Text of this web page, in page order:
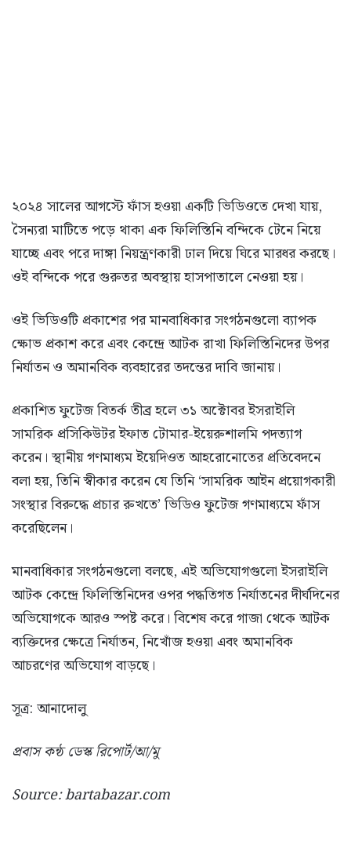
২০২৪ সালের আগস্টে ফাঁস হওয়া একটি ভিডিওতে দেখা যায়,
সৈন্যরা মাটিতে পড়ে থাকা এক ফিলিস্তিনি বন্দিকে টেনে নিয়ে
যাচ্ছে এবং পরে দাঙ্গা নিয়ন্ত্রণকারী ঢাল দিয়ে ঘিরে মারধর করছে।
ওই বন্দিকে পরে গুরুতর অবস্থায় হাসপাতালে নেওয়া হয়।
ওই ভিডিওটি প্রকাশের পর মানবাধিকার সংগঠনগুলো ব্যাপক
ক্ষোভ প্রকাশ করে এবং কেন্দ্রে আটক রাখা ফিলিস্তিনিদের উপর
নির্যাতন ও অমানবিক ব্যবহারের তদন্তের দাবি জানায়।
প্রকাশিত ফুটেজ বিতর্ক তীব্র হলে ৩১ অক্টোবর ইসরাইলি
সামরিক প্রসিকিউটর ইফাত টোমার-ইয়েরুশালমি পদত্যাগ
করেন। স্থানীয় গণমাধ্যম ইয়েদিওত আহরোনোতের প্রতিবেদনে
বলা হয়, তিনি স্বীকার করেন যে তিনি ‘সামরিক আইন প্রয়োগকারী
সংস্থার বিরুদ্ধে প্রচার রুখতে’ ভিডিও ফুটেজ গণমাধ্যমে ফাঁস
করেছিলেন।
মানবাধিকার সংগঠনগুলো বলছে, এই অভিযোগগুলো ইসরাইলি
আটক কেন্দ্রে ফিলিস্তিনিদের ওপর পদ্ধতিগত নির্যাতনের দীর্ঘদিনের
অভিযোগকে আরও স্পষ্ট করে। বিশেষ করে গাজা থেকে আটক
ব্যক্তিদের ক্ষেত্রে নির্যাতন, নিখোঁজ হওয়া এবং অমানবিক
আচরণের অভিযোগ বাড়ছে।
সূত্র: আনাদোলু
প্রবাস কন্ঠ ডেস্ক রিপোর্ট/আ/মু
Source: bartabazar.com